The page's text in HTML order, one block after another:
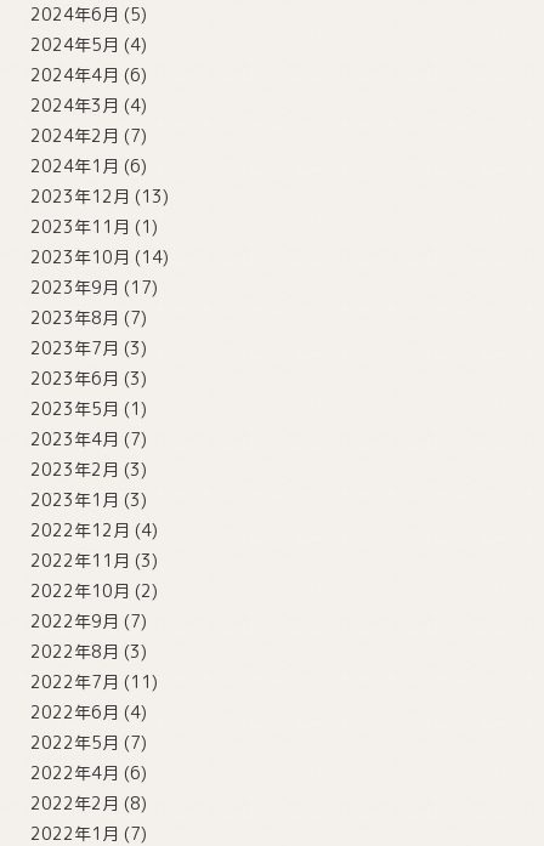
2024年6月 (5)
2024年5月 (4)
2024年4月 (6)
2024年3月 (4)
2024年2月 (7)
2024年1月 (6)
2023年12月 (13)
2023年11月 (1)
2023年10月 (14)
2023年9月 (17)
2023年8月 (7)
2023年7月 (3)
2023年6月 (3)
2023年5月 (1)
2023年4月 (7)
2023年2月 (3)
2023年1月 (3)
2022年12月 (4)
2022年11月 (3)
2022年10月 (2)
2022年9月 (7)
2022年8月 (3)
2022年7月 (11)
2022年6月 (4)
2022年5月 (7)
2022年4月 (6)
2022年2月 (8)
2022年1月 (7)